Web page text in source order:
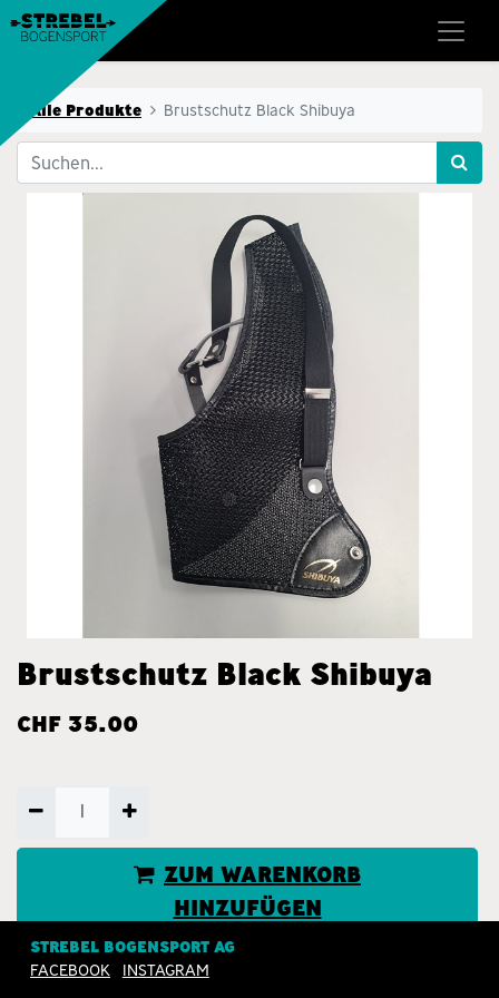
Alle Produkte Brustschutz Black Shibuya
Brustschutz Black Shibuya
CHF 35.00
ZUM WARENKORB
HINZUFÜGEN
JETZT KAUFEN
STREBEL BOGENSPORT AG
FACEBOOK
INSTAGRAM